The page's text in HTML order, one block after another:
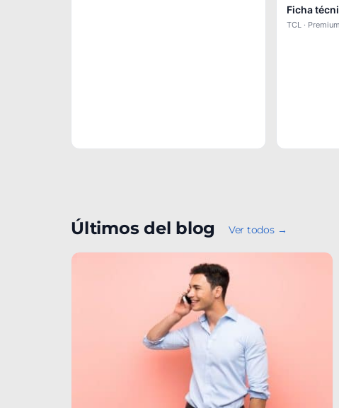
Ficha
TCL · Premium
Últimos del blog Ver todos →